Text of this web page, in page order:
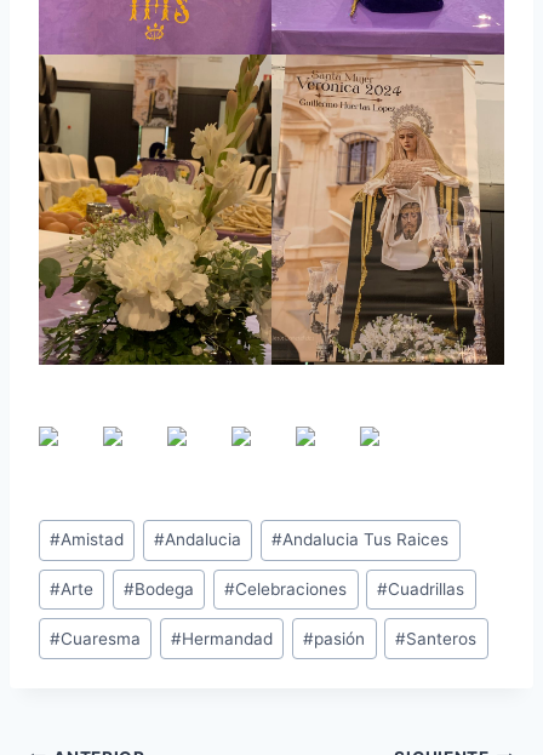
#Amistad #Andalucia #Andalucia Tus Raices
#Arte #Bodega #Celebraciones #Cuadrillas
#Cuaresma #Hermandad #pasión #Santeros